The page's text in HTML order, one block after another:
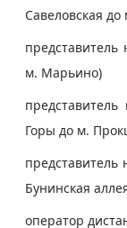
Савеловская
м. Марьино)
Горы до м.
Бунинская
оператор